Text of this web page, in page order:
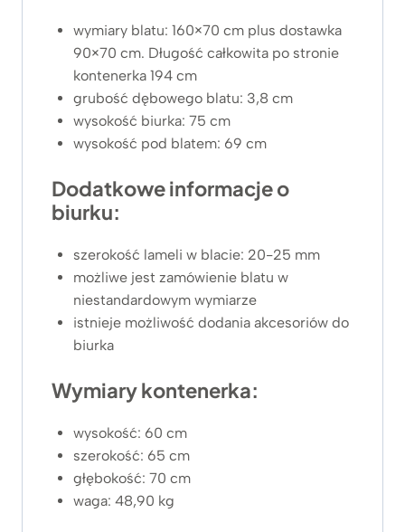
wymiary blatu: 160×70 cm plus dostawka
90×70 cm. Długość całkowita po stronie
kontenerka 194 cm
grubość dębowego blatu: 3,8 cm
wysokość biurka: 75 cm
wysokość pod blatem: 69 cm
Dodatkowe informacje o
biurku:
szerokość lameli w blacie: 20-25 mm
możliwe jest zamówienie blatu w
niestandardowym wymiarze
istnieje możliwość dodania akcesoriów do
biurka
Wymiary kontenerka:
wysokość: 60 cm
szerokość: 65 cm
głębokość: 70 cm
waga: 48,90 kg